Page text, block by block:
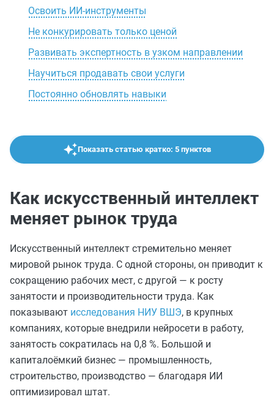
Освоить ИИ-инструменты
Не конкурировать только ценой
Развивать экспертность в узком направлении
Научиться продавать свои услуги
Постоянно обновлять навыки
Показать статью кратко: 5 пунктов
Как искусственный интеллект
меняет рынок труда
Искусственный интеллект стремительно меняет
мировой рынок труда. С одной стороны, он приводит к
сокращению рабочих мест, с другой — к росту
занятости и производительности труда. Как
показывают исследования НИУ ВШЭ, в крупных
компаниях, которые внедрили нейросети в работу,
занятость сократилась на 0,8 %. Большой и
капиталоёмкий бизнес — промышленность,
строительство, производство — благодаря ИИ
оптимизировал штат.